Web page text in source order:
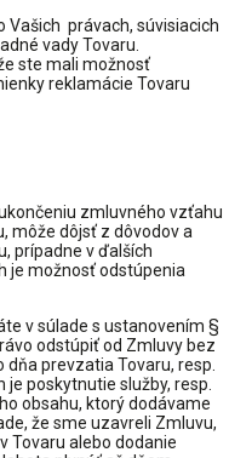
Vašich právach, súvisiacich
vady Tovaru.
ste mali možnosť
reklamácie Tovaru
zmluvného vzťahu
môže dôjsť z dôvodov a
prípadne v ďalších
je možnosť odstúpenia
v súlade s ustanovením §
odstúpiť od Zmluvy bez
prevzatia Tovaru, resp.
poskytnutie služby, resp.
obsahu, ktorý dodávame
že sme uzavreli Zmluvu,
Tovaru alebo dodanie